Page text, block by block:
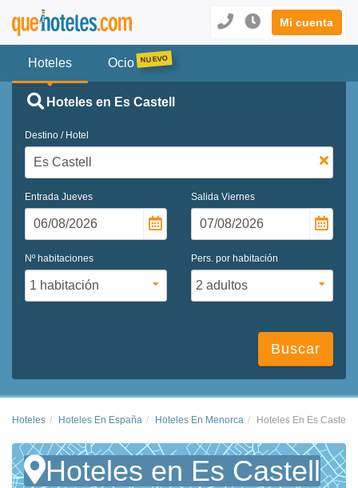
Mi cuenta
Hoteles Ocio
Hoteles en Es Castell
Destino / Hotel
Entrada Jueves Salida Viernes
Nº habitaciones Pers. por habitación
Buscar
Hoteles Hoteles En España Hoteles En Menorca Hoteles En Es Castell
Hoteles en Es Castell